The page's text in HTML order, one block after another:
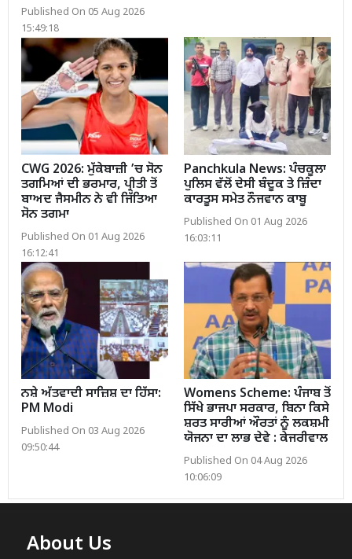
Published On 05 Aug 2026
15:49:18
CWG 2026: ਮੁੱਕੇਬਾਜ਼ੀ ’ਚ ਸੋਨ
ਤਗਮਿਆਂ ਦੀ ਭਰਮਾਰ, ਪ੍ਰੀਤੀ ਤੋਂ
ਬਾਅਦ ਜੈਸਮੀਨ ਨੇ ਵੀ ਜਿੱਤਿਆ
ਸੋਨ ਤਗਮਾ
Published On 01 Aug 2026
16:12:41
Panchkula News: ਪੰਚਕੂਲਾ
ਪੁਲਿਸ ਵੱਲੋਂ ਦੇਸੀ ਬੰਦੂਕ ਤੇ ਜ਼ਿੰਦਾ
ਕਾਰਤੂਸ ਸਮੇਤ ਨੌਜਵਾਨ ਕਾਬੂ
Published On 01 Aug 2026
16:03:11
ਨਸ਼ੇ ਅੱਤਵਾਦੀ ਸਾਜ਼ਿਸ਼ ਦਾ ਹਿੱਸਾ:
PM Modi
Published On 03 Aug 2026
09:50:44
Womens Scheme: ਪੰਜਾਬ ਤੋਂ
ਸਿੱਖੇ ਭਾਜਪਾ ਸਰਕਾਰ, ਬਿਨਾ ਕਿਸੇ
ਸ਼ਰਤ ਸਾਰੀਆਂ ਔਰਤਾਂ ਨੂੰ ਲਕਸ਼ਮੀ
ਯੋਜਨਾ ਦਾ ਲਾਭ ਦੇਵੇ : ਕੇਜਰੀਵਾਲ
Published On 04 Aug 2026
10:06:09
About Us